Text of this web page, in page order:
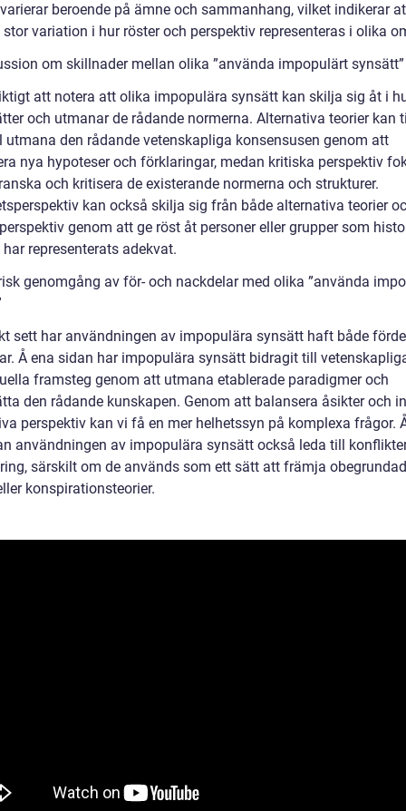
beroende på ämne och sammanhang, vilket indikerar
variation i hur röster och perspektiv representeras i olika
om skillnader mellan olika ”använda impopulärt synsätt”
att notera att olika impopulära synsätt kan skilja sig åt i
och utmanar de rådande normerna. Alternativa teorier kan
utmana den rådande vetenskapliga konsensusen genom att
nya hypoteser och förklaringar, medan kritiska perspektiv
och kritisera de existerande normerna och strukturer.
kan också skilja sig från både alternativa teorier
genom att ge röst åt personer eller grupper som
representerats adekvat.
genomgång av för- och nackdelar med olika ”använda
sett har användningen av impopulära synsätt haft både
Å ena sidan har impopulära synsätt bidragit till
framsteg genom att utmana etablerade paradigmer och
den rådande kunskapen. Genom att balansera åsikter och
perspektiv kan vi få en mer helhetssyn på komplexa frågor.
användningen av impopulära synsätt också leda till
särskilt om de används som ett sätt att främja
konspirationsteorier.